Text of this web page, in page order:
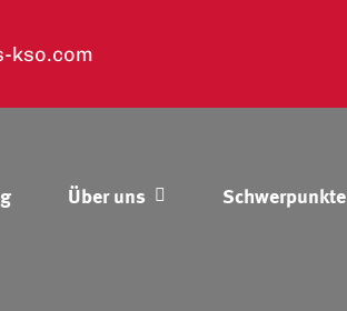
kso.com
Über uns Schwerpunkte